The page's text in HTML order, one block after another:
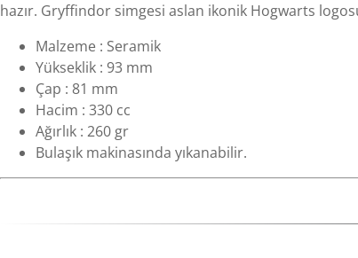
hazır. Gryffindor simgesi aslan ikonik Hogwarts
Malzeme : Seramik
Yükseklik : 93 mm
Çap : 81 mm
Hacim : 330 cc
Ağırlık : 260 gr
Bulaşık makinasında yıkanabilir.